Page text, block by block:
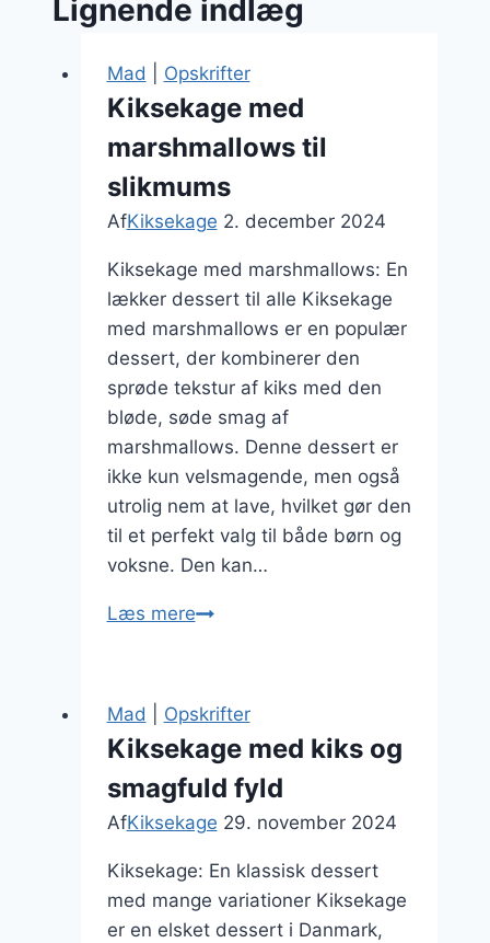
Lignende indlæg
Mad Opskrifter
Kiksekage med
marshmallows til
slikmums
AfKiksekage 2. december 2024
Kiksekage med marshmallows: En
lækker dessert til alle Kiksekage
med marshmallows er en populær
dessert, der kombinerer den
sprøde tekstur af kiks med den
bløde, søde smag af
marshmallows. Denne dessert er
ikke kun velsmagende, men også
utrolig nem at lave, hvilket gør den
til et perfekt valg til både børn og
voksne. Den kan…
Læs mereKiksekage
til
Mad Opskrifter
Kiksekage med kiks og
smagfuld fyld
AfKiksekage 29. november 2024
Kiksekage: En klassisk dessert
med mange variationer Kiksekage
er en elsket dessert i Danmark,